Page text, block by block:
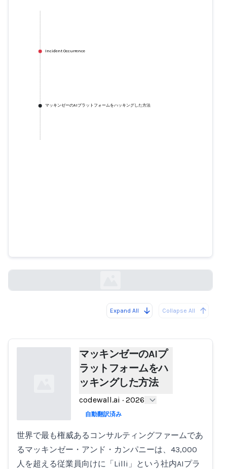
Incident Occurrence
マッキンゼーのAIプラットフォームをハッキングした方法
Expand All Collapse All
Loading...
マッキンゼーのAIプ
ラットフォームをハ
ッキングした方法
codewall.ai · 2026
自動翻訳済み
世界で最も権威あるコンサルティングファームであ
るマッキンゼー・アンド・カンパニーは、43,000
人を超える従業員向けに「Lilli」という社内AIプラ